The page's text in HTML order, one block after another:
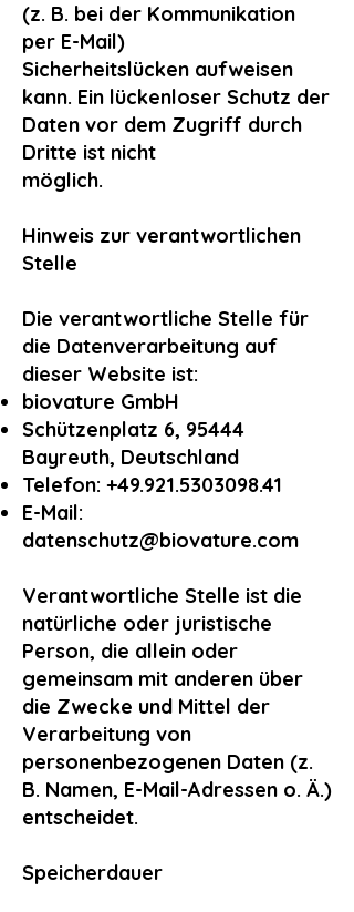
(z. B. bei der Kommunikation
per E-Mail)
Sicherheitslücken aufweisen
kann. Ein lückenloser Schutz der
Daten vor dem Zugriff durch
Dritte ist nicht
möglich.
Hinweis zur verantwortlichen
Stelle
Die verantwortliche Stelle für
die Datenverarbeitung auf
dieser Website ist:
biovature GmbH
Schützenplatz 6, 95444
Bayreuth, Deutschland
Telefon: +49.921.5303098.41
E-Mail:
datenschutz@biovature.com
Verantwortliche Stelle ist die
natürliche oder juristische
Person, die allein oder
gemeinsam mit anderen über
die Zwecke und Mittel der
Verarbeitung von
personenbezogenen Daten (z.
B. Namen, E-Mail-Adressen o. Ä.)
entscheidet.
Speicherdauer